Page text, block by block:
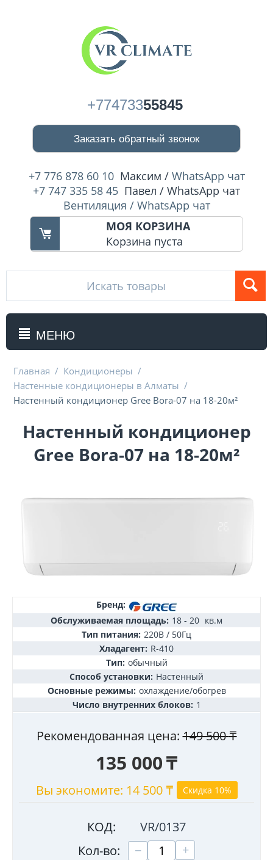
+77473355845
Заказать обратный звонок
+7 776 878 60 10 Максим / WhatsApp чат
+7 747 335 58 45 Павел / WhatsApp чат
Вентиляция / WhatsApp чат
МОЯ КОРЗИНА
Корзина пуста
МЕНЮ
Главная / Кондиционеры /
Настенные кондиционеры в Алматы /
Настенный кондиционер Gree Bora-07 на 18-20м²
Настенный кондиционер
Gree Bora-07 на 18-20м²
Бренд:
Обслуживаемая площадь: 18 - 20 кв.м
Тип питания: 220В / 50Гц
Хладагент: R-410
Тип: обычный
Способ установки: Настенный
Основные режимы: охлаждение/обогрев
Число внутренних блоков: 1
Рекомендованная цена: 149 500₸
135 000₸
Вы экономите: 14 500₸ Скидка 10%
КОД:
VR/0137
Кол-во:
+
−